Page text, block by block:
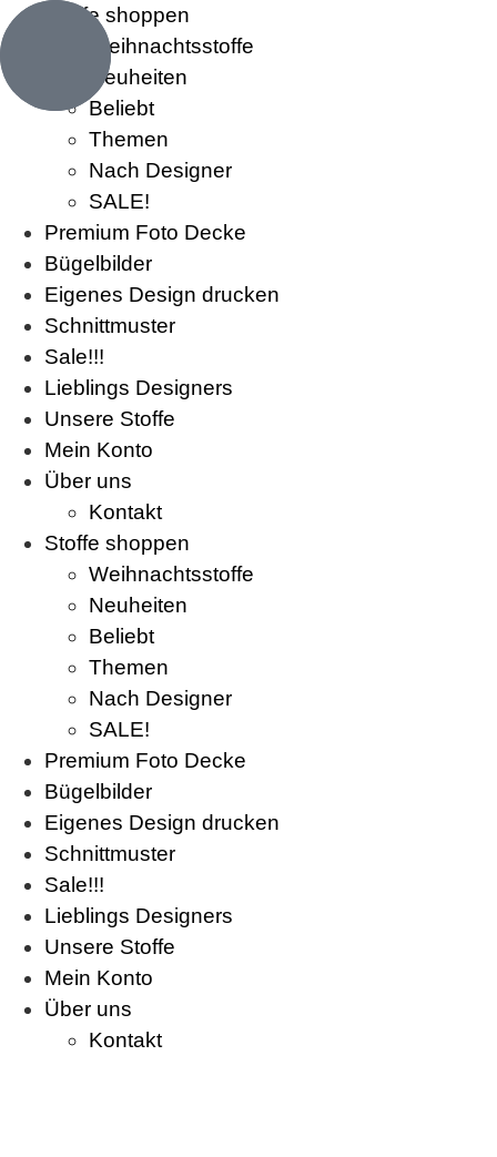
Stoffe shoppen
Weihnachtsstoffe
Neuheiten
Beliebt
Themen
Nach Designer
SALE!
Premium Foto Decke
Bügelbilder
Eigenes Design drucken
Schnittmuster
Sale!!!
Lieblings Designers
Unsere Stoffe
Mein Konto
Über uns
Kontakt
Stoffe shoppen
Weihnachtsstoffe
Neuheiten
Beliebt
Themen
Nach Designer
SALE!
Premium Foto Decke
Bügelbilder
Eigenes Design drucken
Schnittmuster
Sale!!!
Lieblings Designers
Unsere Stoffe
Mein Konto
Über uns
Kontakt